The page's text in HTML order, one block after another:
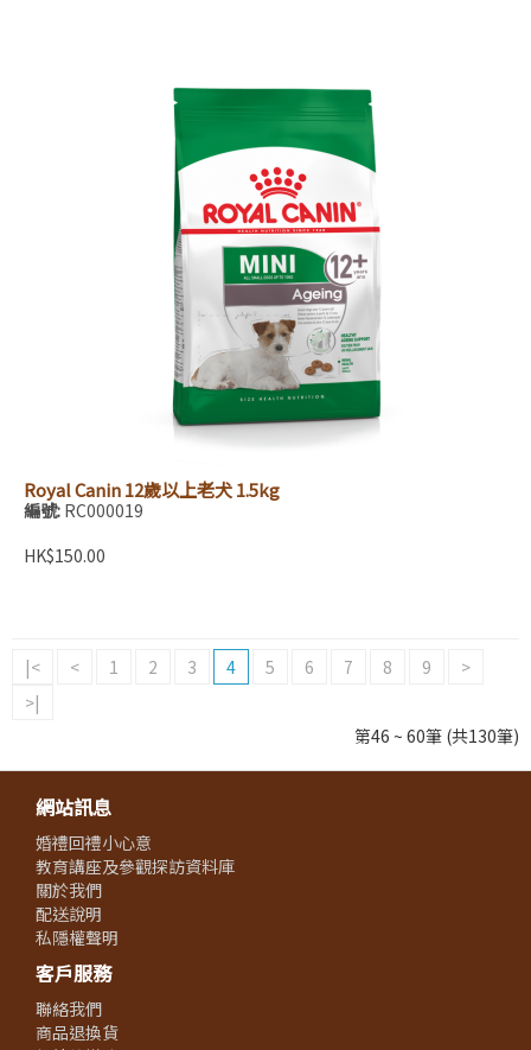
Royal Canin 12歲以上老犬 1.5kg
編號: RC000019
HK$150.00
|< < 1 2 3 4 5 6 7 8 9
>
>|
第46 ~ 60筆 (共130筆)
網站訊息
婚禮回禮小心意
教育講座及參觀探訪資料庫
關於我們
配送說明
私隱權聲明
客戶服務
聯絡我們
商品退換貨